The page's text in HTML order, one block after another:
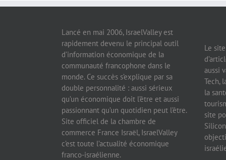
Lancé en mai 2006, IsraelValley est
rapidement devenu le principal outil
d’information économique de la
communauté francophone dans le
monde. Ce succès s’explique par sa
double personnalité : aussi sérieux
qu’un économique doit l’être et aussi
passionnant qu’un quotidien peut l’être.
Site officiel de la chambre de
commerce France Israël, IsraelValley
c’est toute l’actualité économique
franco-israélienne.
Le
aussi
Tech,
la
site